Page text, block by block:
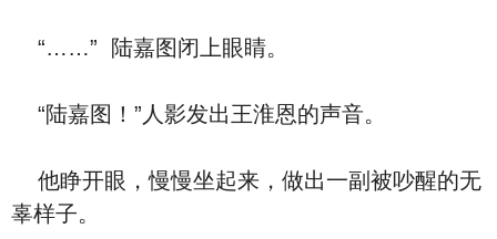
“……” 陆嘉图闭上眼睛。
“陆嘉图！”人影发出王淮恩的声音。
他睁开眼，慢慢坐起来，做出一副被吵醒的无
辜样子。